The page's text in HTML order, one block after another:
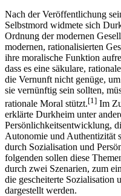
Nach der Veröffentlichung
Selbstmord widmete sich
Ordnung der modernen
modernen, rationalisierten
ihre moralische Funktion
dass es eine säkulare,
die Vernunft nicht genüge,
sie vernünftig sein sollten,
rationale Moral stützt.[1] Im
erklärte Durkheim unter
Persönlichkeitsentwicklung,
Autonomie und Authentizität
durch Sozialisation und
folgenden sollen diese
durch zwei Szenarien, zum
die gescheiterte Sozialisation
dargestellt werden.